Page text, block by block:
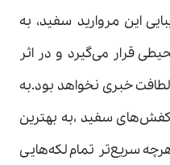
این مروارید سفید، به
قرار می‌گیرد و در اثر
لطافت خبری نخواهد بود.به
کفش‌های سفید ،به بهترین
سریع‌تر تمام لکه‌هایی